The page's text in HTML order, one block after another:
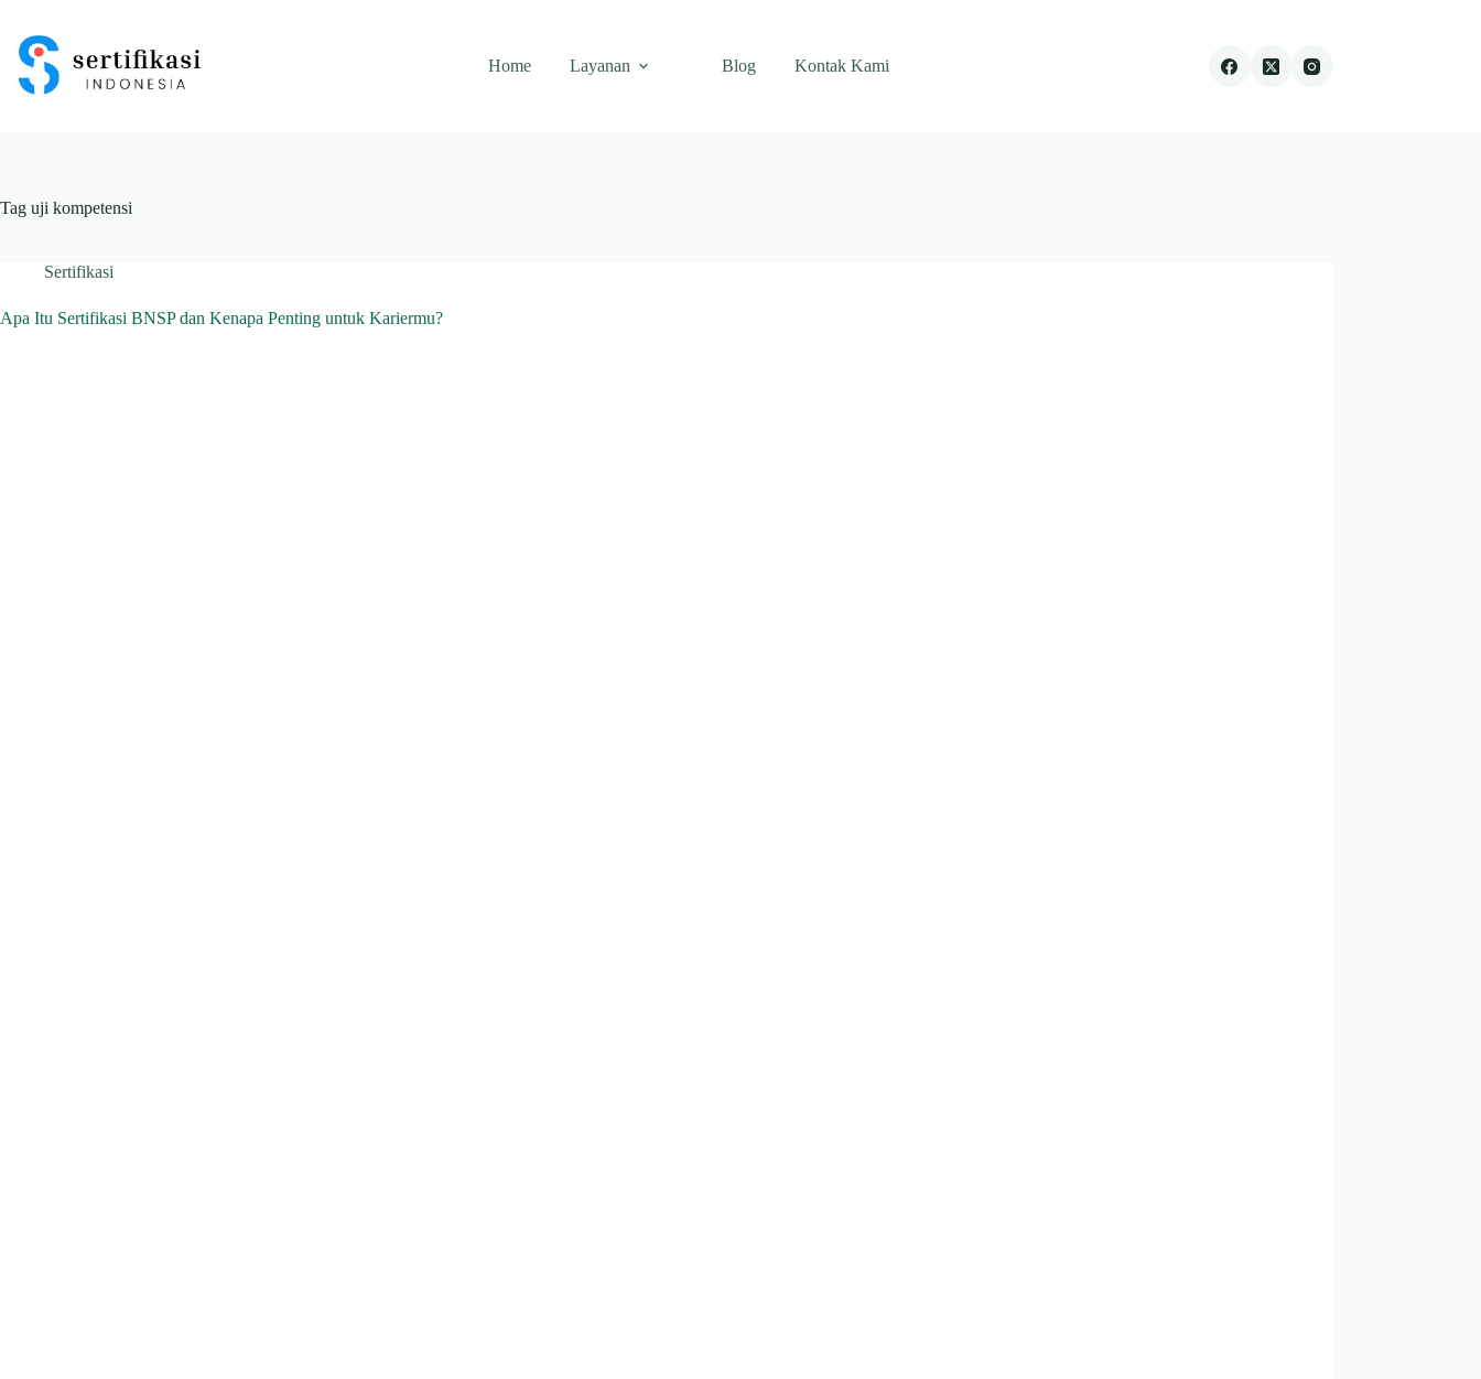
content
Home
Layanan Blog Kontak Kami
Tag uji kompetensi
Sertifikasi
Apa Itu Sertifikasi BNSP dan Kenapa Penting untuk Kariermu?